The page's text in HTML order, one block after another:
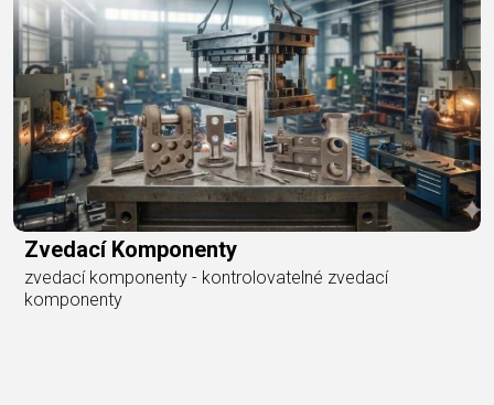
Zvedací Komponenty
zvedací komponenty - kontrolovatelné zvedací
komponenty